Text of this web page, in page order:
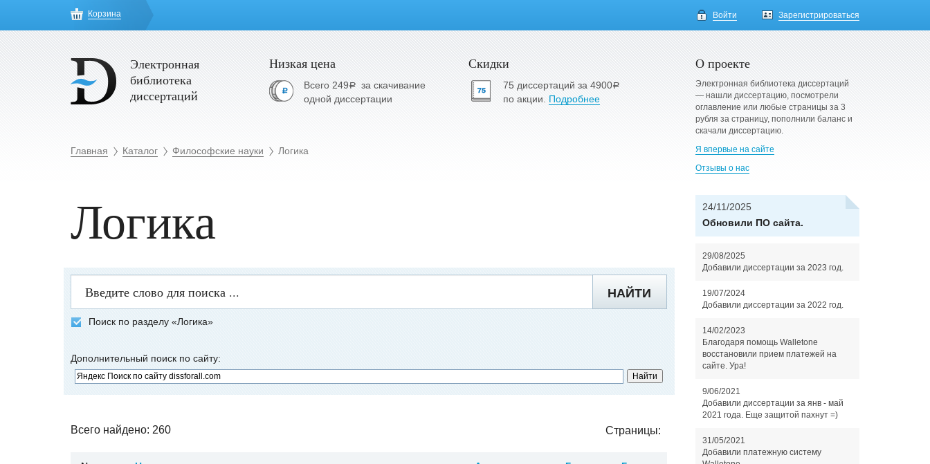
Корзина Войти Зарегистрироваться
Электронная
библиотека
диссертаций
Низкая цена
Всего 249aза скачивание
одной диссертации
Скидки
75 диссертаций за 4900a
по акции. Подробнее
Главная Каталог Философские науки Логика
Логика
НАЙТИ
Поиск по разделу «Логика»
Дополнительный поиск по сайту:
Всего найдено: 260 Страницы:
О проекте
Электронная библиотека диссертаций
— нашли диссертацию, посмотрели
оглавление или любые страницы за 3
рубля за страницу, пополнили баланс и
скачали диссертацию.
Я впервые на сайте
Отзывы о нас
24/11/2025
Обновили ПО сайта.
29/08/2025
Добавили диссертации за 2023 год.
19/07/2024
Добавили диссертации за 2022 год.
14/02/2023
Благодаря помощь Walletone
восстановили прием платежей на
сайте. Ура!
9/06/2021
Добавили диссертации за янв - май
2021 года. Еще защитой пахнут =)
31/05/2021
Добавили платежную систему